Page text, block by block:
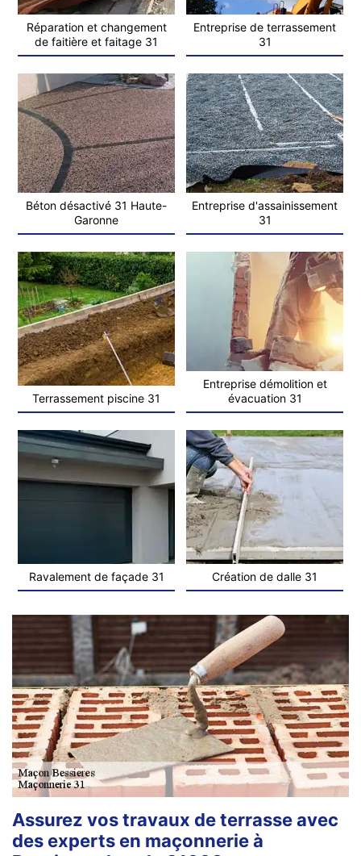
Réparation et changement
de faitière et faitage 31
Entreprise de terrassement
31
Béton désactivé 31 Haute-
Garonne
Entreprise d'assainissement
31
Terrassement piscine 31
Entreprise démolition et
évacuation 31
Ravalement de façade 31 Création de dalle 31
Assurez vos travaux de terrasse avec
des experts en maçonnerie à